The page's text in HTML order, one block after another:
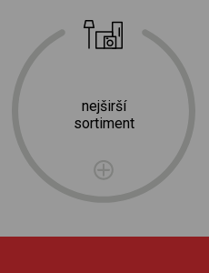
nejširší
sortiment